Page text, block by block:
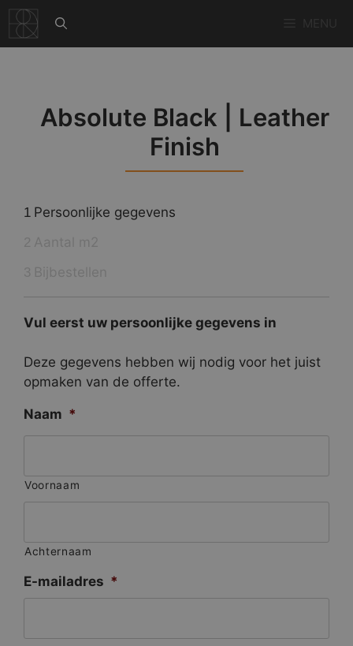
naar
de
Absolute Black | Leather
Finish
1 Persoonlijke gegevens
Vul eerst uw persoonlijke gegevens in
Deze gegevens hebben wij nodig voor het juist
opmaken van de offerte.
Naam *
Voornaam
Achternaam
E-mailadres *